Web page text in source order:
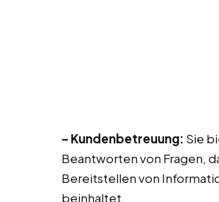
– Kundenbetreuung: Sie
Beantworten von Fragen,
Bereitstellen von
beinhaltet.